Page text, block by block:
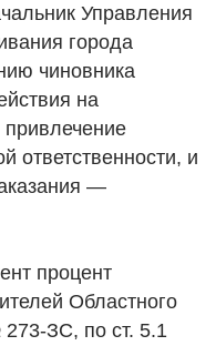
Управления
города
чиновника
на
ответственности, и
—
процент
Областного
ЗС, по ст. 5.1